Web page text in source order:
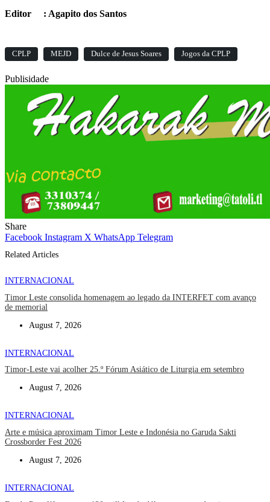
Editor : Agapito dos Santos
CPLP MEJD Dulce de Jesus Soares Jogos da CPLP
Publisidade
Share
Facebook Instagram X WhatsApp Telegram
Related Articles
INTERNACIONAL
Timor Leste consolida homenagem ao legado da INTERFET com avanço
de memorial
August 7, 2026
INTERNACIONAL
Timor-Leste vai acolher 25.º Fórum Asiático de Liturgia em setembro
August 7, 2026
INTERNACIONAL
Arte e música aproximam Timor Leste e Indonésia no Garuda Sakti
Crossborder Fest 2026
August 7, 2026
INTERNACIONAL